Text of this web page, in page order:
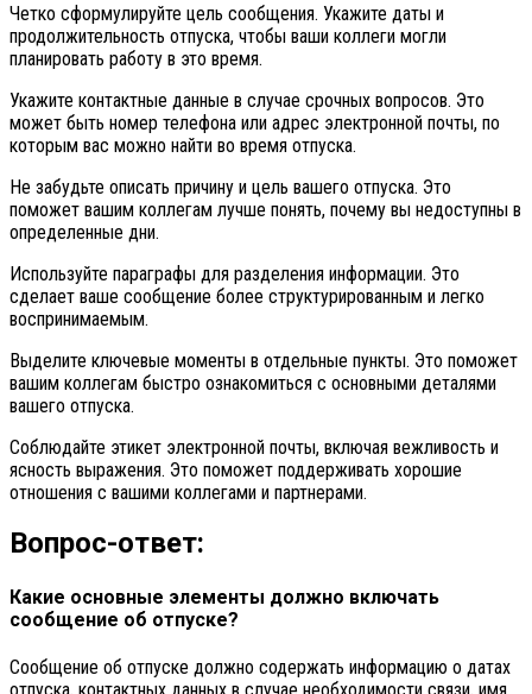
Четко сформулируйте цель сообщения. Укажите даты и
продолжительность отпуска, чтобы ваши коллеги могли
планировать работу в это время.
Укажите контактные данные в случае срочных вопросов. Это
может быть номер телефона или адрес электронной почты, по
которым вас можно найти во время отпуска.
Не забудьте описать причину и цель вашего отпуска. Это
поможет вашим коллегам лучше понять, почему вы недоступны в
определенные дни.
Используйте параграфы для разделения информации. Это
сделает ваше сообщение более структурированным и легко
воспринимаемым.
Выделите ключевые моменты в отдельные пункты. Это поможет
вашим коллегам быстро ознакомиться с основными деталями
вашего отпуска.
Соблюдайте этикет электронной почты, включая вежливость и
ясность выражения. Это поможет поддерживать хорошие
отношения с вашими коллегами и партнерами.
Вопрос-ответ:
Какие основные элементы должно включать
сообщение об отпуске?
Сообщение об отпуске должно содержать информацию о датах